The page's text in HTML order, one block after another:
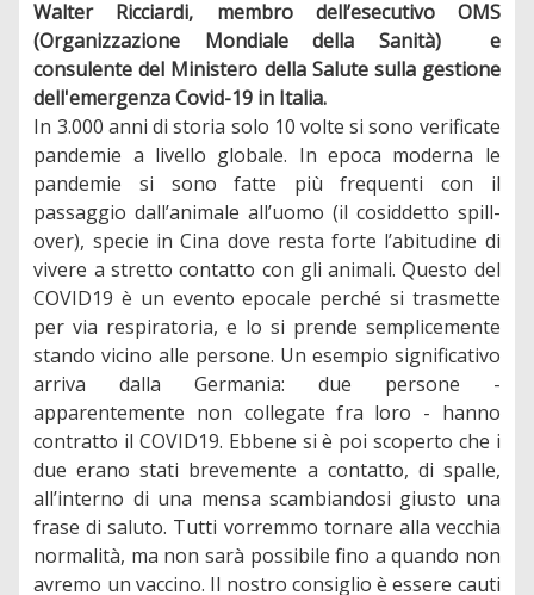
Walter Ricciardi, membro dell’esecutivo OMS
(Organizzazione Mondiale della Sanità) e
consulente del Ministero della Salute sulla gestione
dell'emergenza Covid-19 in Italia.
In 3.000 anni di storia solo 10 volte si sono verificate
pandemie a livello globale. In epoca moderna le
pandemie si sono fatte più frequenti con il
passaggio dall’animale all’uomo (il cosiddetto spill-
over), specie in Cina dove resta forte l’abitudine di
vivere a stretto contatto con gli animali. Questo del
COVID19 è un evento epocale perché si trasmette
per via respiratoria, e lo si prende semplicemente
stando vicino alle persone. Un esempio significativo
arriva dalla Germania: due persone -
apparentemente non collegate fra loro - hanno
contratto il COVID19. Ebbene si è poi scoperto che i
due erano stati brevemente a contatto, di spalle,
all’interno di una mensa scambiandosi giusto una
frase di saluto. Tutti vorremmo tornare alla vecchia
normalità, ma non sarà possibile fino a quando non
avremo un vaccino. Il nostro consiglio è essere cauti